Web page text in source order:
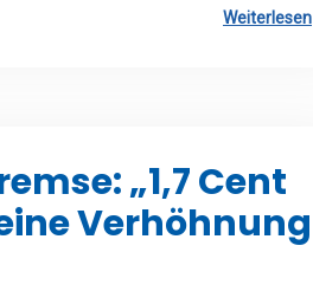
Weiterlesen
„1,7 Cent
Verhöhnung